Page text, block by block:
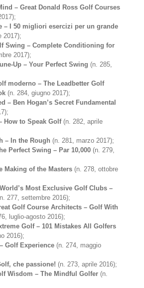
– Great Donald Ross Golf Courses
– I 50 migliori esercizi per un grande
2017);
Swing – Complete Conditioning for
2017);
Up – Your Perfect Swing (n. 285,
moderno – The Leadbetter Golf
(n. 284, giugno 2017);
– Ben Hogan’s Secret Fundamental
How to Speak Golf(n. 282, aprile
– In the Rough (n. 281, marzo 2017);
Perfect Swing – Par 10,000 (n. 279,
Making of the Masters (n. 278, ottobre
Most Exclusive Golf Clubs –
277, settembre 2016);
Golf Course Architects – Golf With
luglio-agosto 2016);
Golf – 101 Mistakes All Golfers
2016);
Golf Experience (n. 274, maggio
che passione! (n. 273, aprile 2016);
Wisdom – The Mindful Golfer (n.